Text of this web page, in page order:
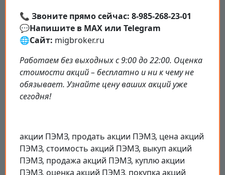
📞 Звоните прямо сейчас: 8-985-268-23-01
💬Напишите в MAX или Telegram
🌐Сайт: migbroker.ru
Работаем без выходных с 9:00 до 22:00. Оценка
стоимости акций – бесплатно и ни к чему не
обязывает. Узнайте цену ваших акций уже
сегодня!
акции ПЭМЗ, продать акции ПЭМЗ, цена акций
ПЭМЗ, стоимость акций ПЭМЗ, выкуп акций
ПЭМЗ, продажа акций ПЭМЗ, куплю акции
ПЭМЗ, оценка акций ПЭМЗ, покупка акций